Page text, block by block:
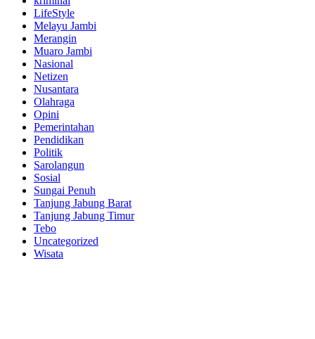
LifeStyle
Melayu Jambi
Merangin
Muaro Jambi
Nasional
Netizen
Nusantara
Olahraga
Opini
Pemerintahan
Pendidikan
Politik
Sarolangun
Sosial
Sungai Penuh
Tanjung Jabung Barat
Tanjung Jabung Timur
Tebo
Uncategorized
Wisata